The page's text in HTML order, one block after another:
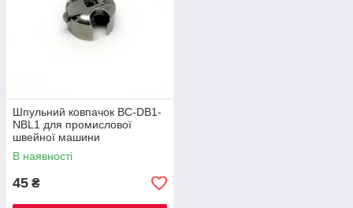
Шпульний ковпачок BC-DB1-
NBL1 для промислової
швейної машини
В наявності
45 ₴